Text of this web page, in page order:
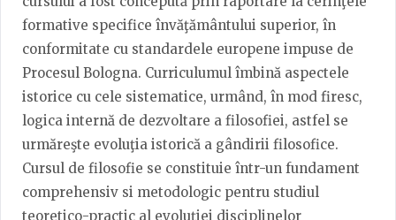
formative specifice învăţământului superior, în
conformitate cu standardele europene impuse de
Procesul Bologna. Curriculumul îmbină aspectele
istorice cu cele sistematice, urmând, în mod firesc,
logica internă de dezvoltare a filosofiei, astfel se
urmăreşte evoluţia istorică a gândirii filosofice.
Cursul de filosofie se constituie într-un fundament
comprehensiv si metodologic pentru studiul
teoretico-practic al evoluţiei disciplinelor